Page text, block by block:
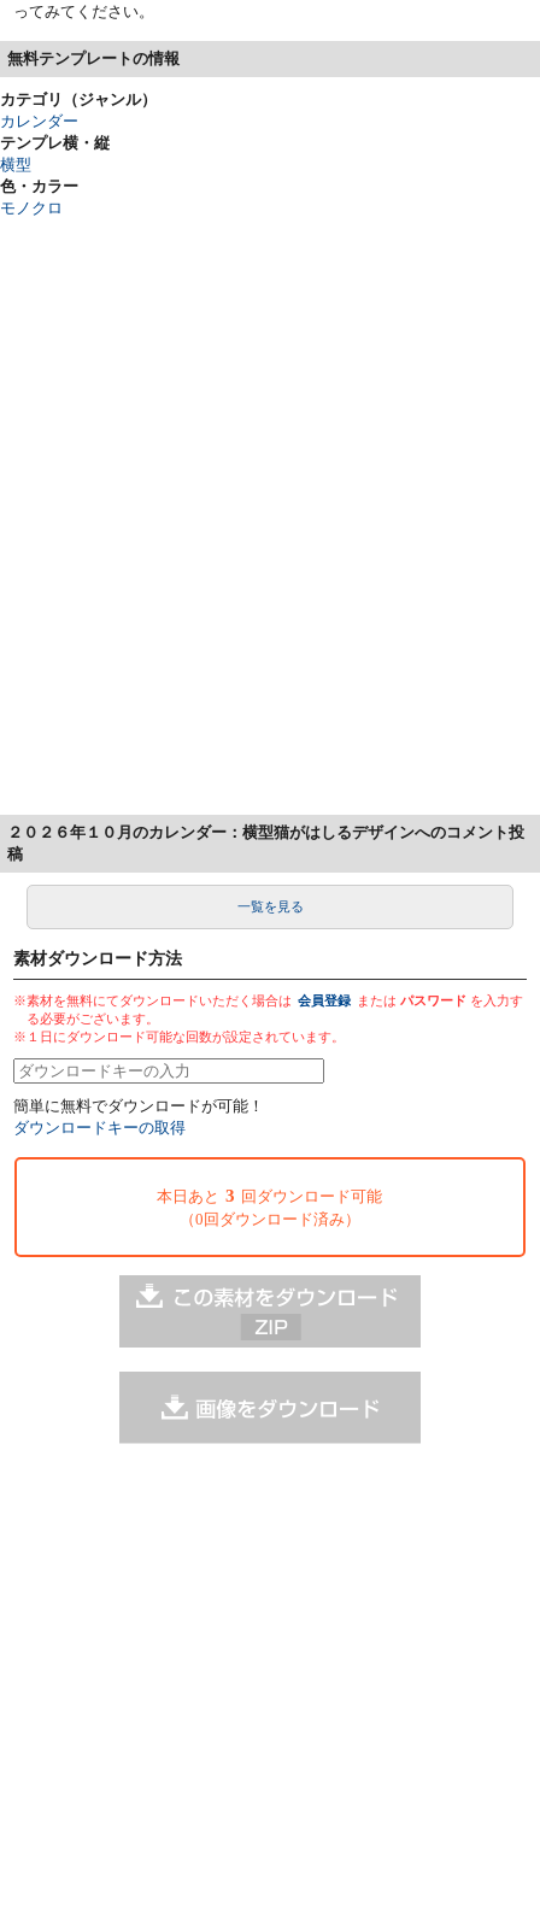
ってみてください。
無料テンプレートの情報
カテゴリ（ジャンル）
カレンダー
テンプレ横・縦
横型
色・カラー
モノクロ
２０２６年１０月のカレンダー：横型猫がはしるデザインへのコメント投
稿
一覧を見る
素材ダウンロード方法
※素材を無料にてダウンロードいただく場合は 会員登録 またはパスワード を入力す
る必要がございます。
※１日にダウンロード可能な回数が設定されています。
簡単に無料でダウンロードが可能！
ダウンロードキーの取得
本日あと 3 回ダウンロード可能
（0回ダウンロード済み）